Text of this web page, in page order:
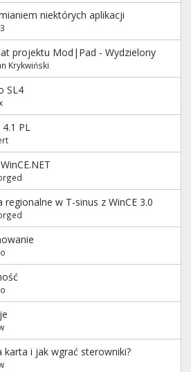
niektórych aplikacji
projektu Mod|Pad - Wydzielony
Krykwiński
SL4
PL
regionalne w T-sinus z WinCE 3.0
karta i jak wgrać sterowniki?